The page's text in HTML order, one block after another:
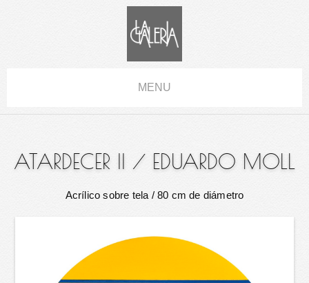
MENU
ATARDECER II / EDUARDO MOLL
Acrílico sobre tela / 80 cm de diámetro